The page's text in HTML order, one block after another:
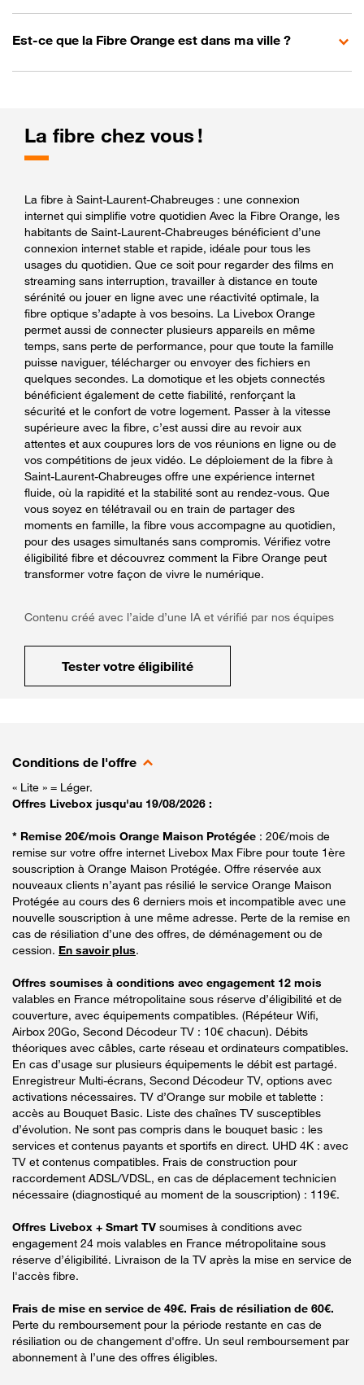
Est-ce que la Fibre Orange est dans ma ville ?
La fibre chez vous !
La fibre à Saint-Laurent-Chabreuges : une connexion
internet qui simplifie votre quotidien Avec la Fibre Orange, les
habitants de Saint-Laurent-Chabreuges bénéficient d’une
connexion internet stable et rapide, idéale pour tous les
usages du quotidien. Que ce soit pour regarder des films en
streaming sans interruption, travailler à distance en toute
sérénité ou jouer en ligne avec une réactivité optimale, la
fibre optique s’adapte à vos besoins. La Livebox Orange
permet aussi de connecter plusieurs appareils en même
temps, sans perte de performance, pour que toute la famille
puisse naviguer, télécharger ou envoyer des fichiers en
quelques secondes. La domotique et les objets connectés
bénéficient également de cette fiabilité, renforçant la
sécurité et le confort de votre logement. Passer à la vitesse
supérieure avec la fibre, c’est aussi dire au revoir aux
attentes et aux coupures lors de vos réunions en ligne ou de
vos compétitions de jeux vidéo. Le déploiement de la fibre à
Saint-Laurent-Chabreuges offre une expérience internet
fluide, où la rapidité et la stabilité sont au rendez-vous. Que
vous soyez en télétravail ou en train de partager des
moments en famille, la fibre vous accompagne au quotidien,
pour des usages simultanés sans compromis. Vérifiez votre
éligibilité fibre et découvrez comment la Fibre Orange peut
transformer votre façon de vivre le numérique.
Contenu créé avec l’aide d’une IA et vérifié par nos équipes
Tester votre éligibilité
Conditions de l'offre
« Lite » = Léger.
Offres Livebox jusqu'au 19/08/2026 :
* Remise 20€/mois Orange Maison Protégée : 20€/mois de
remise sur votre offre internet Livebox Max Fibre pour toute 1ère
souscription à Orange Maison Protégée. Offre réservée aux
nouveaux clients n’ayant pas résilié le service Orange Maison
Protégée au cours des 6 derniers mois et incompatible avec une
nouvelle souscription à une même adresse. Perte de la remise en
cas de résiliation d’une des offres, de déménagement ou de
cession. En savoir plus.
Offres soumises à conditions avec engagement 12 mois
valables en France métropolitaine sous réserve d’éligibilité et de
couverture, avec équipements compatibles. (Répéteur Wifi,
Airbox 20Go, Second Décodeur TV : 10€ chacun). Débits
théoriques avec câbles, carte réseau et ordinateurs compatibles.
En cas d’usage sur plusieurs équipements le débit est partagé.
Enregistreur Multi-écrans, Second Décodeur TV, options avec
activations nécessaires. TV d’Orange sur mobile et tablette :
accès au Bouquet Basic. Liste des chaînes TV susceptibles
d’évolution. Ne sont pas compris dans le bouquet basic : les
services et contenus payants et sportifs en direct. UHD 4K : avec
TV et contenus compatibles. Frais de construction pour
raccordement ADSL/VDSL, en cas de déplacement technicien
nécessaire (diagnostiqué au moment de la souscription) : 119€.
Offres Livebox + Smart TV soumises à conditions avec
engagement 24 mois valables en France métropolitaine sous
réserve d’éligibilité. Livraison de la TV après la mise en service de
l'accès fibre.
Frais de mise en service de 49€. Frais de résiliation de 60€.
Perte du remboursement pour la période restante en cas de
résiliation ou de changement d'offre. Un seul remboursement par
abonnement à l’une des offres éligibles.